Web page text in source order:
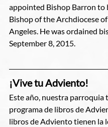
appointed Bishop Barron to
Bishop of the Archdiocese
Angeles. He was ordained
September 8, 2015.
¡Vive tu Adviento!
Este año, nuestra parroquia
programa de libros de
libros de Adviento tienen la